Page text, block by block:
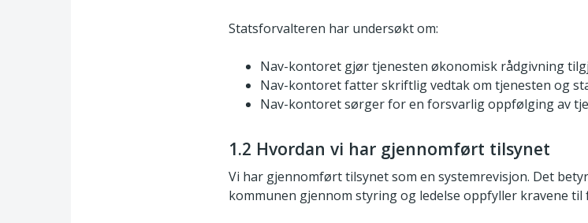
Statsforvalteren har undersøkt om:
Nav-kontoret gjør tjenesten økonomisk rådgivning
Nav-kontoret fatter skriftlig vedtak om tjenesten og
Nav-kontoret sørger for en forsvarlig oppfølging av
1.2 Hvordan vi har gjennomført tilsynet
Vi har gjennomført tilsynet som en systemrevisjon. Det
kommunen gjennom styring og ledelse oppfyller kravene